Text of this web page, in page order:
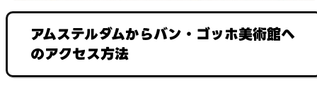
アムステルダムからバン・ゴッホ美術館へ
のアクセス方法